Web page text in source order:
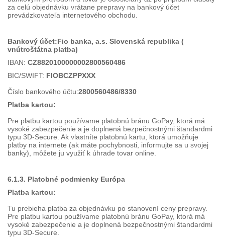
za celú objednávku vrátane prepravy na bankový účet
prevádzkovateľa internetového obchodu.
Bankový účet:Fio banka, a.s. Slovenská republika (
vnútroštátna platba)
IBAN: CZ8820100000002800560486
BIC/SWIFT: FIOBCZPPXXX
Číslo bankového účtu:2800560486/8330
Platba kartou:
Pre platbu kartou používame platobnú bránu GoPay, ktorá má
vysoké zabezpečenie a je doplnená bezpečnostnými štandardmi
typu 3D-Secure. Ak vlastníte platobnú kartu, ktorá umožňuje
platby na internete (ak máte pochybnosti, informujte sa u svojej
banky), môžete ju využiť k úhrade tovar online.
6.1.3. Platobné podmienky Európa
Platba kartou:
Tu prebieha platba za objednávku po stanovení ceny prepravy.
Pre platbu kartou používame platobnú bránu GoPay, ktorá má
vysoké zabezpečenie a je doplnená bezpečnostnými štandardmi
typu 3D-Secure.